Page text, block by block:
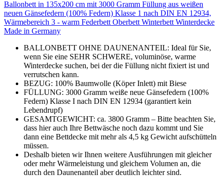
Ballonbett in 135x200 cm mit 3000 Gramm Füllung aus weißen
neuen Gänsefedern (100% Federn) Klasse 1 nach DIN EN 12934,
Wärmebereich 3 - warm Federbett Oberbett Winterbett Winterdecke
Made in Germany
BALLONBETT OHNE DAUNENANTEIL: Ideal für Sie,
wenn Sie eine SEHR SCHWERE, voluminöse, warme
Winterdecke suchen, bei der die Füllung nicht fixiert ist und
verrutschen kann.
BEZUG: 100% Baumwolle (Köper Inlett) mit Biese
FÜLLUNG: 3000 Gramm weiße neue Gänsefedern (100%
Federn) Klasse I nach DIN EN 12934 (garantiert kein
Lebendrupf)
GESAMTGEWICHT: ca. 3800 Gramm – Bitte beachten Sie,
dass hier auch Ihre Bettwäsche noch dazu kommt und Sie
dann eine Bettdecke mit mehr als 4,5 kg Gewicht aufschütteln
müssen.
Deshalb bieten wir Ihnen weitere Ausführungen mit gleicher
oder mehr Wärmeleistung und gleichem Volumen an, die
durch den Daunenanteil aber deutlich leichter sind.